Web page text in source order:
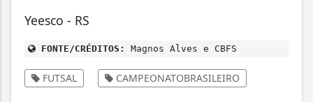
Yeesco - RS
FONTE/CRÉDITOS: Magnos Alves e CBFS
FUTSAL CAMPEONATOBRASILEIRO